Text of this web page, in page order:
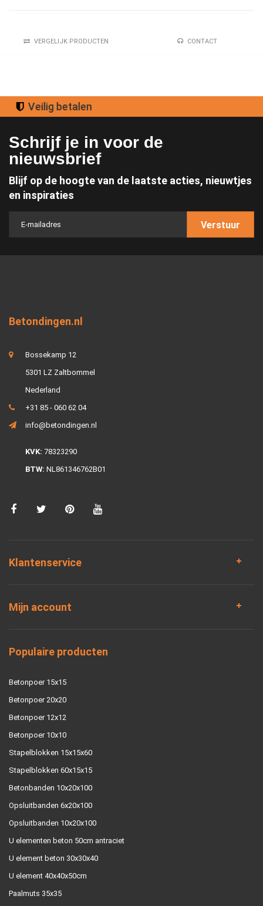
VERGELIJK PRODUCTEN CONTACT
Schrijf je in voor de
nieuwsbrief
Blijf op de hoogte van de laatste acties, nieuwtjes
en inspiraties
Verstuur
Betondingen.nl
Bossekamp 12
5301 LZ Zaltbommel
Nederland
+31 85 - 060 62 04
info@betondingen.nl
KVK: 78323290
BTW: NL861346762B01
Klantenservice
Mijn account
Populaire producten
Betonpoer 15x15
Betonpoer 20x20
Betonpoer 12x12
Betonpoer 10x10
Stapelblokken 15x15x60
Stapelblokken 60x15x15
Betonbanden 10x20x100
Opsluitbanden 6x20x100
Opsluitbanden 10x20x100
U elementen beton 50cm antraciet
U element beton 30x30x40
U element 40x40x50cm
Paalmuts 35x35